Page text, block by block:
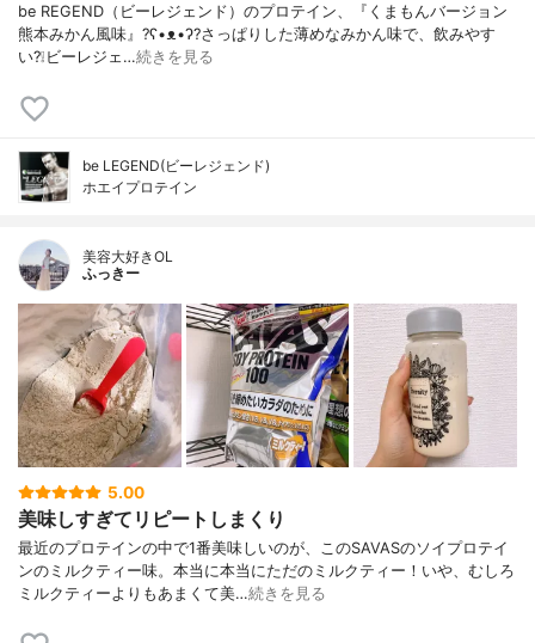
be REGEND（ビーレジェンド）のプロテイン、『くまもんバージョン
熊本みかん風味』?ʕ•ᴥ•ʔ?さっぱりした薄めなみかん味で、飲みやす
い?❕ビーレジェ…続きを見る
be LEGEND(ビーレジェンド)
ホエイプロテイン
美容大好きOL
ふっきー
5.00
美味しすぎてリピートしまくり
最近のプロテインの中で1番美味しいのが、このSAVASのソイプロテイ
ンのミルクティー味。本当に本当にただのミルクティー！いや、むしろ
ミルクティーよりもあまくて美…続きを見る